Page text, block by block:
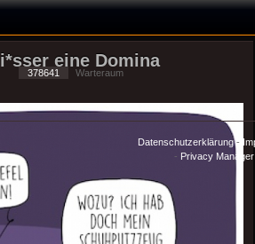
eine Domina
378641
Warteraum
Datenschutzerklärung-
- Privacy Manager